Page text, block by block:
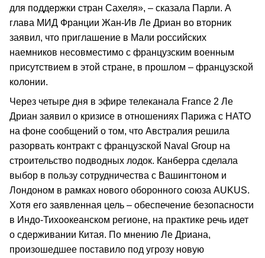
для поддержки стран Сахеля», – сказала Парли. А
глава МИД Франции Жан-Ив Ле Дриан во вторник
заявил, что приглашение в Мали российских
наемников несовместимо с французским военным
присутствием в этой стране, в прошлом – французской
колонии.
Через четыре дня в эфире телеканала France 2 Ле
Дриан заявил о кризисе в отношениях Парижа с НАТО
на фоне сообщений о том, что Австралия решила
разорвать контракт с французской Naval Group на
строительство подводных лодок. Канберра сделала
выбор в пользу сотрудничества с Вашингтоном и
Лондоном в рамках нового оборонного союза AUKUS.
Хотя его заявленная цель – обеспечение безопасности
в Индо-Тихоокеанском регионе, на практике речь идет
о сдерживании Китая. По мнению Ле Дриана,
произошедшее поставило под угрозу новую